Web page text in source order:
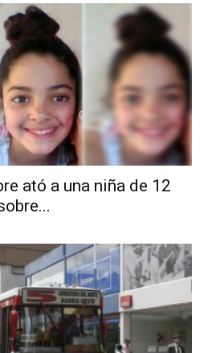
ató a una niña de 12